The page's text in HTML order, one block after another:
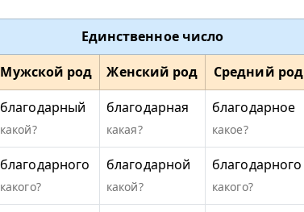
Единственное число
Мужской род Женский род
Средний род
благодарный
какой?
благодарная
какая?
благодарное
какое?
благодарного
какого?
благодарной
какой?
благодарного
какого?